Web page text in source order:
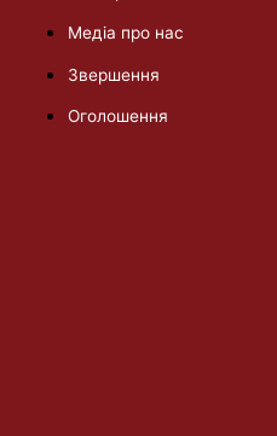
Медіа про нас
Звершення
Оголошення